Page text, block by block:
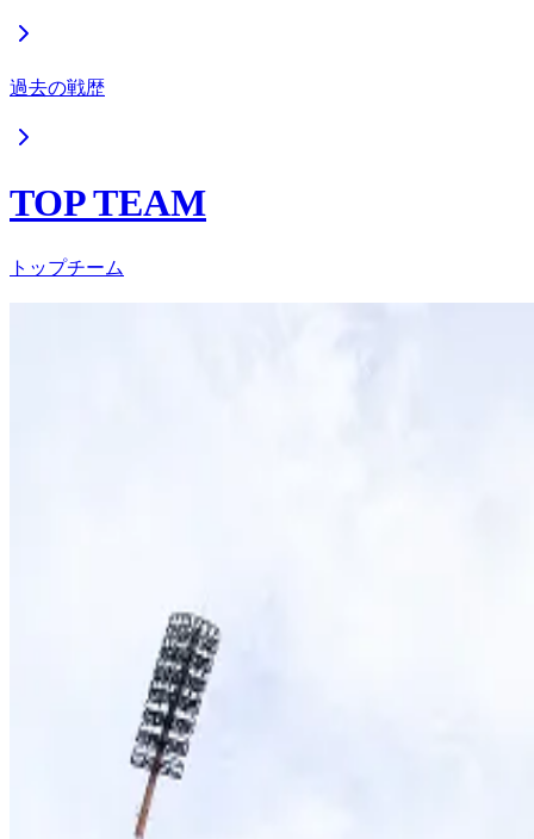
過去の戦歴
TOP TEAM
トップチーム